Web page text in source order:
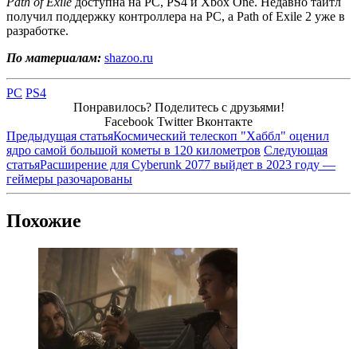
получил поддержку контроллера на PC, а Path of Exile 2 уже в
разработке.
По материалам: shazoo.ru
PC PS4
Понравилось? Поделитесь с друзьями!
Facebook Twitter Вконтакте
Предыдущая статьяКосмический телескоп "Хаббл" оценил
ядро самой большой кометы в 120 километров Следующая
статьяРасширение для Cyberunk 2077 выйдет в 2023 году —
геймеры разочарованы
Похожие